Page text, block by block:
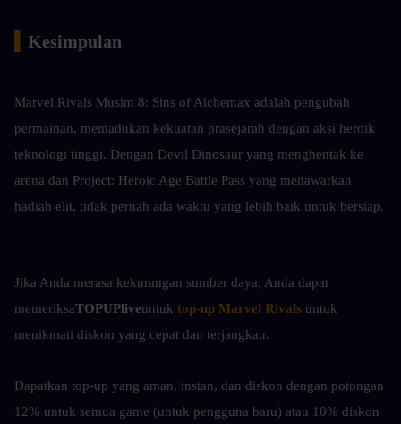
Kesimpulan
Marvel Rivals Musim 8: Sins of Alchemax adalah pengubah
permainan, memadukan kekuatan prasejarah dengan aksi heroik
teknologi tinggi. Dengan Devil Dinosaur yang menghentak ke
arena dan Project: Heroic Age Battle Pass yang menawarkan
hadiah elit, tidak pernah ada waktu yang lebih baik untuk bersiap.
Jika Anda merasa kekurangan sumber daya, Anda dapat
memeriksaTOPUPliveuntuk top-up Marvel Rivals untuk
menikmati diskon yang cepat dan terjangkau.
Dapatkan top-up yang aman, instan, dan diskon dengan potongan
12% untuk semua game (untuk pengguna baru) atau 10% diskon